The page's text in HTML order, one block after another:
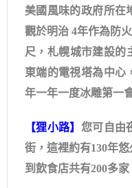
美國風味的政府所在
觀於明治 4年作為防
尺，札幌城市建設的
東端的電視塔為中心
年一年一度冰雕第一
【狸小路】 您可自由
街，這裡約有130年
到飲食店共有200多